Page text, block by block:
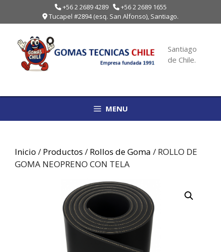
+56 2 2689 4289
+56 2 2689 1655
Tucapel #2894 (esq. San Alfonso), Santiago.
Santiago
de Chile.
MENU
Inicio / Productos / Rollos de Goma / ROLLO DE
GOMA NEOPRENO CON TELA